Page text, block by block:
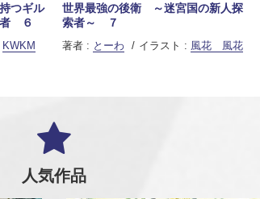
つギル
者 ６
KWKM
世界最強の後衛 ～迷宮国の新人探
索者～ ７
著者 : とーわ イラスト : 風花 風花
人気作品